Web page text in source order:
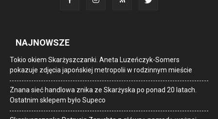
NAJNOWSZE
Tokio okiem Skarżyszczanki. Aneta Luzeńczyk-Somers
pokazuje zdjęcia japońskiej metropolii w rodzinnym mieście
Znana sieć handlowa znika ze Skarżyska po ponad 20 latach.
Ostatnim sklepem było Supeco